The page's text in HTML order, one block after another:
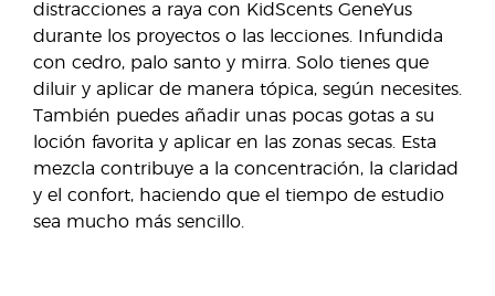
distracciones a raya con KidScents GeneYus
durante los proyectos o las lecciones. Infundida
con cedro, palo santo y mirra. Solo tienes que
diluir y aplicar de manera tópica, según necesites.
También puedes añadir unas pocas gotas a su
loción favorita y aplicar en las zonas secas. Esta
mezcla contribuye a la concentración, la claridad
y el confort, haciendo que el tiempo de estudio
sea mucho más sencillo.